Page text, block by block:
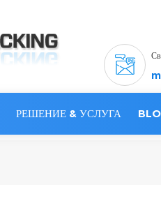
РЕШЕНИЕ & УСЛУГА